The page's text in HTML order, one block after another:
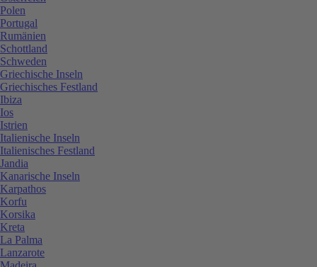
Polen
Portugal
Rumänien
Schottland
Schweden
Griechische Inseln
Griechisches Festland
Ibiza
Ios
Istrien
Italienische Inseln
Italienisches Festland
Jandia
Kanarische Inseln
Karpathos
Korfu
Korsika
Kreta
La Palma
Lanzarote